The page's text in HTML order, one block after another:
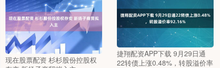
现在股票配资 杉杉股份控股权
捷翔配资APP下载 9月29日通
22转债上涨0.48%，转股溢价率